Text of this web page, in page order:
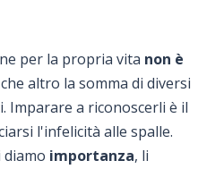
per la propria vita non è
altro la somma di diversi
Imparare a riconoscerli è il
l'infelicità alle spalle.
importanza, li